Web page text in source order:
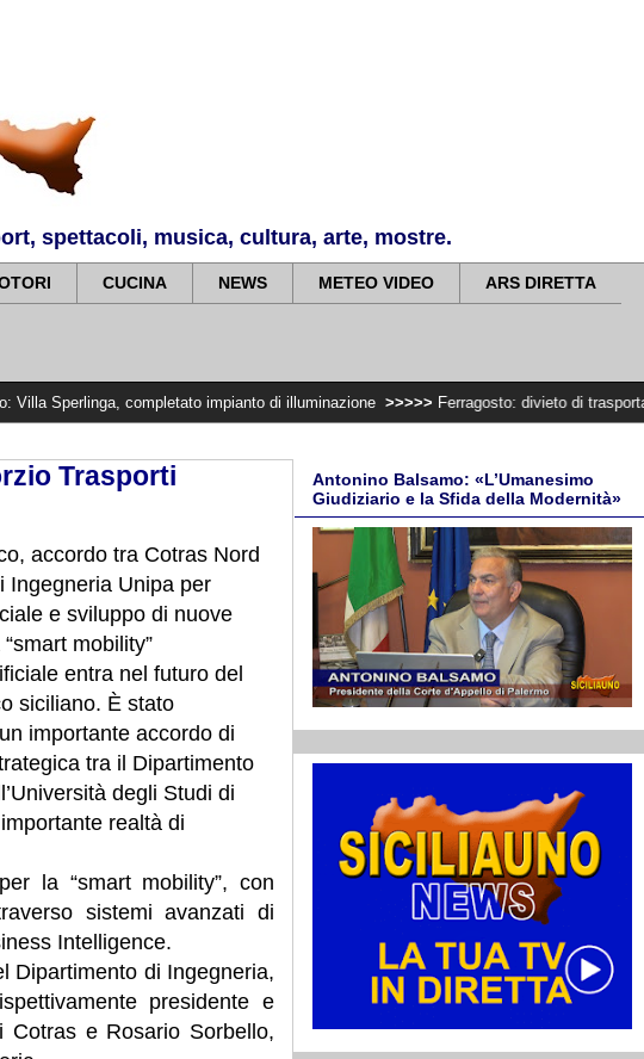
spettacoli, musica, cultura, arte, mostre.
CUCINA NEWS METEO VIDEO ARS DIRETTA
completato impianto di illuminazione >>>>> Ferragosto: divieto di trasportare legna e
Trasporti
accordo tra Cotras Nord
Ingegneria Unipa per
e sviluppo di nuove
mobility”
entra nel futuro del
siciliano. È stato
importante accordo di
tra il Dipartimento
degli Studi di
realtà di
la “smart mobility”, con
sistemi avanzati di
Intelligence.
Dipartimento di Ingegneria,
presidente e
e Rosario Sorbello,
Antonino Balsamo: «L’Umanesimo
Giudiziario e la Sfida della Modernità»